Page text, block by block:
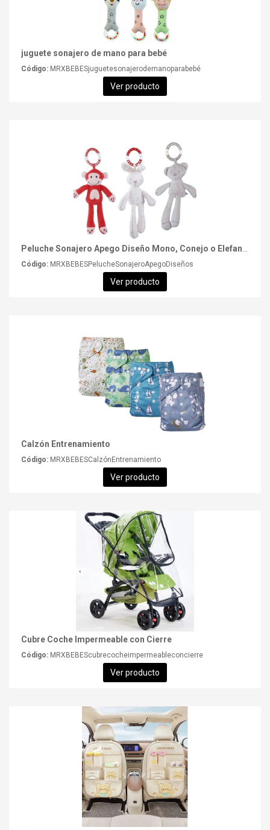
juguete sonajero de mano para bebé
Código: MRXBEBESjuguetesonajerodemanoparabebé
Ver producto
Código: MRXBEBESPelucheSonajeroApegoDiseños
Ver producto
Calzón Entrenamiento
Código: MRXBEBESCalzónEntrenamiento
Ver producto
Cubre Coche Impermeable con Cierre
Código: MRXBEBEScubrecocheimpermeableconcierre
Ver producto